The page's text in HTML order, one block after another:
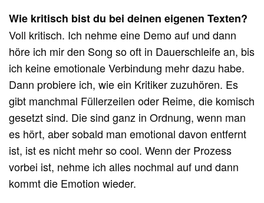
Wie kritisch bist du bei deinen eigenen Texten?
Voll kritisch. Ich nehme eine Demo auf und dann
höre ich mir den Song so oft in Dauerschleife an, bis
ich keine emotionale Verbindung mehr dazu habe.
Dann probiere ich, wie ein Kritiker zuzuhören. Es
gibt manchmal Füllerzeilen oder Reime, die komisch
gesetzt sind. Die sind ganz in Ordnung, wenn man
es hört, aber sobald man emotional davon entfernt
ist, ist es nicht mehr so cool. Wenn der Prozess
vorbei ist, nehme ich alles nochmal auf und dann
kommt die Emotion wieder.